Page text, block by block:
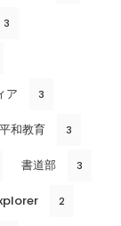
3
ア 3
平和教育 3
書道部 3
2